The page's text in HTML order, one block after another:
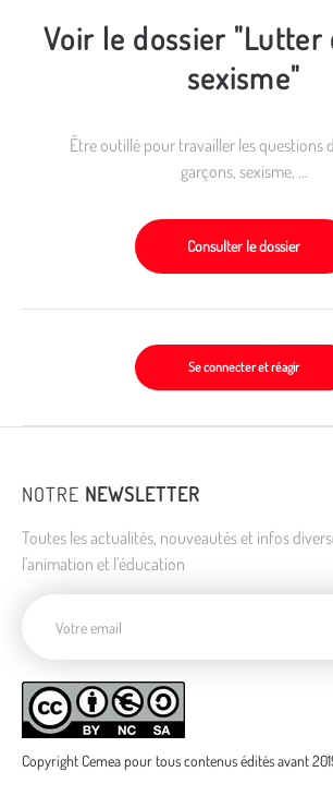
Voir le dossier "Lutter
sexisme"
Être outillé pour travailler les questions
garçons, sexisme, ...
Consulter le dossier
Se connecter et réagir
NOTRE NEWSLETTER
Toutes les actualités, nouveautés et infos
l'animation et l'éducation
Copyright Cemea pour tous contenus édités avant